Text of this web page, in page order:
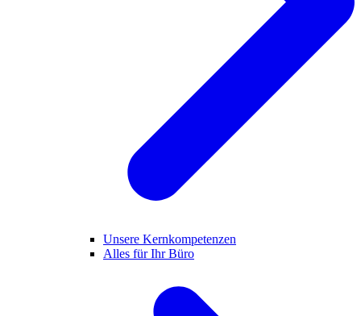
Unsere Kernkompetenzen
Alles für Ihr Büro